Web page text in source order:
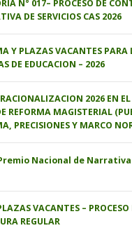
N° 017– PROCESO DE
DE SERVICIOS CAS 2026
Y PLAZAS VACANTES PARA
DE EDUCACION – 2026
RACIONALIZACION 2026 EN
REFORMA MAGISTERIAL
PRECISIONES Y MARCO
Nacional de Narrativa
VACANTES –
REGULAR